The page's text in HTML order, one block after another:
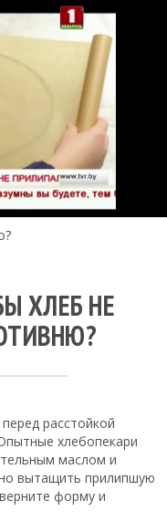
ХЛЕБ НЕ
расстойкой
хлебопекари
маслом и
вытащить прилипшую
форму и